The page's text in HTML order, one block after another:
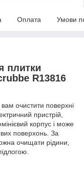
Оплата Умови
плитки
R13816
очистити поверхні
пристрій,
корпус і може
поверхонь. За
очищати рідини,